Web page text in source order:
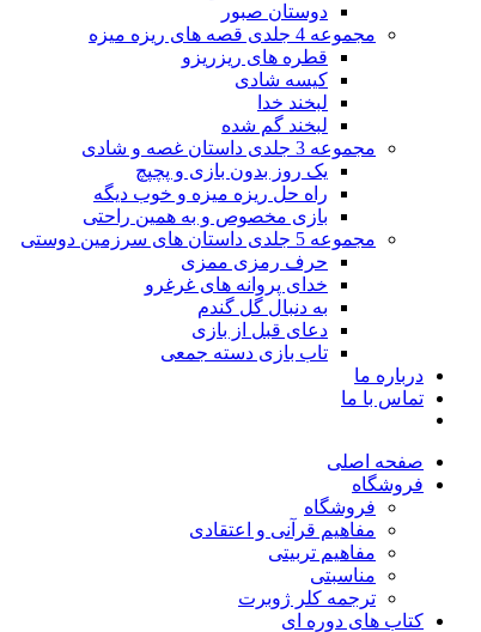
دوستان صبور
مجموعه 4 جلدی قصه های ریزه میزه
قطره های ریزریزو
کیسه شادی
لبخند خدا
لبخند گم شده
مجموعه 3 جلدی داستان غصه و شادی
یک روز بدون بازی و پچپچ
راه حل ریزه میزه و خوب دیگه
بازی مخصوص و به همین راحتی
مجموعه 5 جلدی داستان های سرزمین دوستی
حرف رمزی ممزی
خدای پروانه های غرغرو
به دنبال گل گندم
دعای قبل از بازی
تاب بازی دسته جمعی
درباره ما
تماس با ما
صفحه اصلی
فروشگاه
فروشگاه
مفاهیم قرآنی و اعتقادی
مفاهیم تربیتی
مناسبتی
ترجمه کلر ژوبرت
کتاب های دوره ای